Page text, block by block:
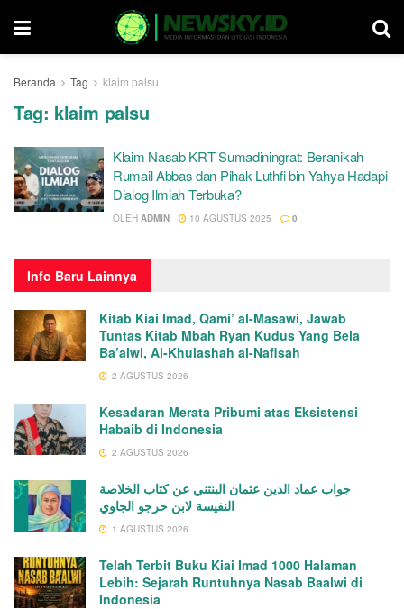
Beranda Tag klaim palsu
Tag: klaim palsu
Klaim Nasab KRT Sumadiningrat: Beranikah
Rumail Abbas dan Pihak Luthfi bin Yahya Hadapi
Dialog Ilmiah Terbuka?
OLEH ADMIN 10 AGUSTUS 2025 0
Info Baru Lainnya
Kitab Kiai Imad, Qami’ al-Masawi, Jawab
Tuntas Kitab Mbah Ryan Kudus Yang Bela
Ba’alwi, Al-Khulashah al-Nafisah
2 AGUSTUS 2026
Kesadaran Merata Pribumi atas Eksistensi
Habaib di Indonesia
2 AGUSTUS 2026
جواب عماد الدين عثمان البنتني عن كتاب الخلاصة
النفيسة لابن حرجو الجاوي
1 AGUSTUS 2026
Telah Terbit Buku Kiai Imad 1000 Halaman
Lebih: Sejarah Runtuhnya Nasab Baalwi di
Indonesia